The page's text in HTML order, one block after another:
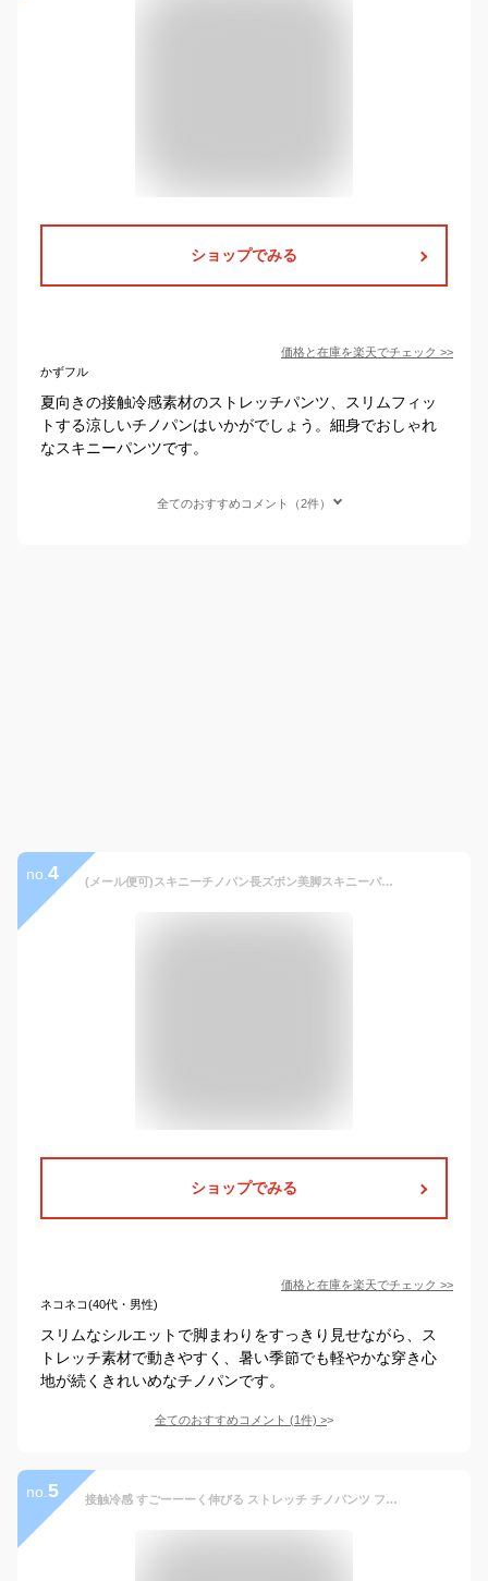
ショップでみる
価格と在庫を楽天でチェック >>
かずフル
夏向きの接触冷感素材のストレッチパンツ、スリムフィッ
トする涼しいチノパンはいかがでしょう。細身でおしゃれ
なスキニーパンツです。
全てのおすすめコメント（2件）
no. 4 (メール便可)スキニーチノパン長ズボン美脚スキニーパンツストレッチストレートパンツメンズ美脚長ズボンきれいめ 全9色カラーパン 美脚長ズボン きれいめ カラー豊富春夏秋冬通勤通学
ショップでみる
価格と在庫を楽天でチェック >>
ネコネコ(40代・男性)
スリムなシルエットで脚まわりをすっきり見せながら、ス
トレッチ素材で動きやすく、暑い季節でも軽やかな穿き心
地が続くきれいめなチノパンです。
全てのおすすめコメント (1件) >
no. 5 接触冷感 すごーーーく伸びる ストレッチ チノパンツ フルレングス アンクル丈 涼感 ハイテンション イージーパンツ ウエストギャザー【C7P】【パケ1】